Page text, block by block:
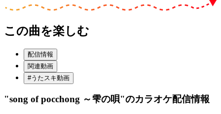
この曲を楽しむ
配信情報
関連動画
#うたスキ動画
"song of pocchong ～雫の唄"のカラオケ配信情報